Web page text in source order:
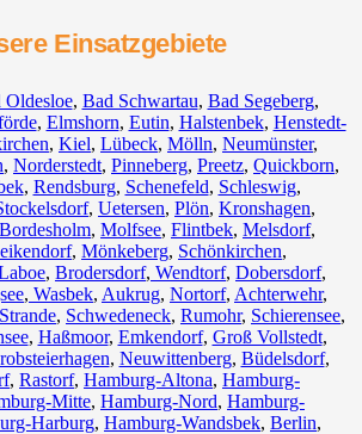
Einsatzgebiete
Oldesloe, Bad Schwartau, Bad Segeberg,
, Elmshorn, Eutin, Halstenbek, Henstedt-
, Kiel, Lübeck, Mölln, Neumünster,
, Norderstedt, Pinneberg, Preetz, Quickborn,
, Rendsburg, Schenefeld, Schleswig,
, Uetersen, Plön, Kronshagen,
Bordesholm, Molfsee, Flintbek, Melsdorf,
, Mönkeberg, Schönkirchen,
, Brodersdorf, Wendtorf, Dobersdorf,
, Wasbek, Aukrug, Nortorf, Achterwehr,
Strande, Schwedeneck, Rumohr, Schierensee,
, Haßmoor, Emkendorf, Groß Vollstedt,
, Neuwittenberg, Büdelsdorf,
, Rastorf, Hamburg-Altona, Hamburg-
Mitte, Hamburg-Nord, Hamburg-
Harburg, Hamburg-Wandsbek, Berlin,